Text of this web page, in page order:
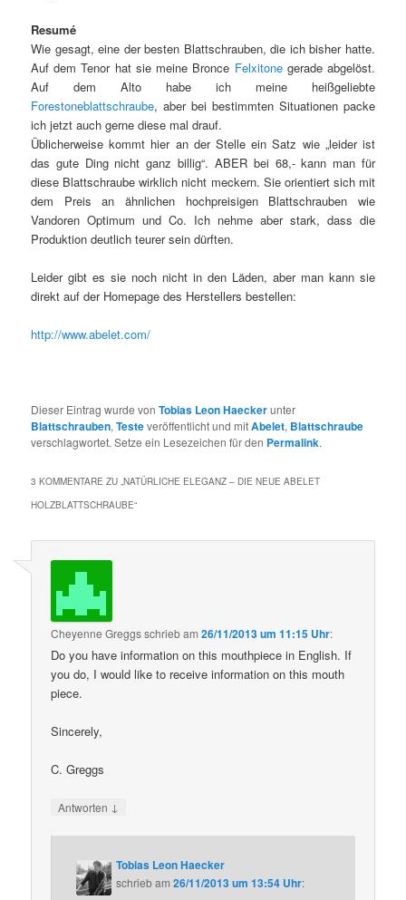
Resumé
Wie gesagt, eine der besten Blattschrauben, die ich bisher hatte.
Auf dem Tenor hat sie meine Bronce Felxitonegerade abgelöst.
Auf dem Alto habe ich meine heißgeliebte
Forestoneblattschraube, aber bei bestimmten Situationen packe
ich jetzt auch gerne diese mal drauf.
Üblicherweise kommt hier an der Stelle ein Satz wie „leider ist
das gute Ding nicht ganz billig“. ABER bei 68,- kann man für
diese Blattschraube wirklich nicht meckern. Sie orientiert sich mit
dem Preis an ähnlichen hochpreisigen Blattschrauben wie
Vandoren Optimum und Co. Ich nehme aber stark, dass die
Produktion deutlich teurer sein dürften.
Leider gibt es sie noch nicht in den Läden, aber man kann sie
direkt auf der Homepage des Herstellers bestellen:
http://www.abelet.com/
Dieser Eintrag wurde vonTobias Leon Haeckerunter
Blattschrauben,Testeveröffentlicht und mitAbelet, Blattschraube
verschlagwortet. Setze ein Lesezeichen für den Permalink.
3 KOMMENTARE ZU „NATÜRLICHE ELEGANZ – DIE NEUE ABELET
HOLZBLATTSCHRAUBE“
Cheyenne Greggsschriebam26/11/2013 um 11:15 Uhr:
Do you have information on this mouthpiece in English. If
you do, I would like to receive information on this mouth
piece.
Sincerely,
C. Greggs
Antworten ↓
Tobias Leon Haecker
schriebam26/11/2013 um 13:54 Uhr: